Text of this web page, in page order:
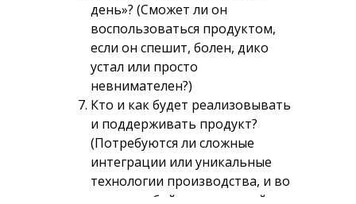
день»? (Сможет ли он
воспользоваться продуктом,
если он спешит, болен, дико
устал или просто
невнимателен?)
Кто и как будет реализовывать
и поддерживать продукт?
(Потребуются ли сложные
интеграции или уникальные
технологии производства, и во
сколько обойдется дальнейшее